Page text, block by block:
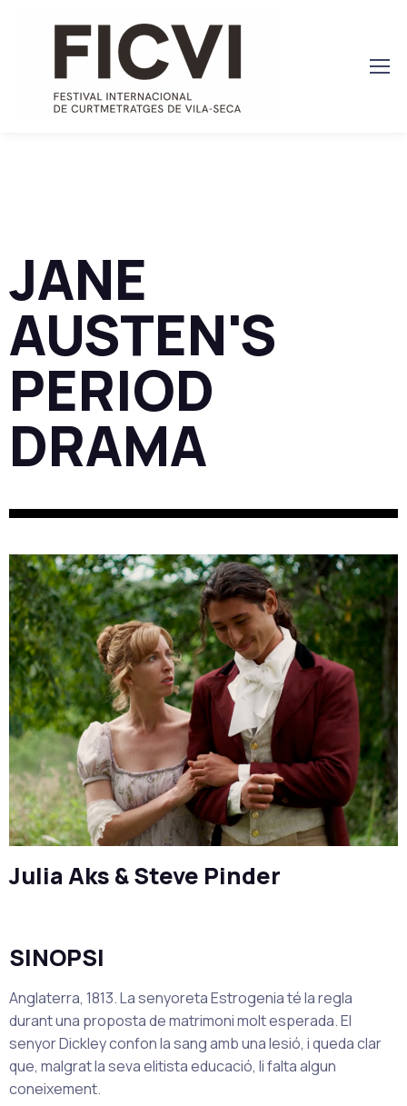
JANE
AUSTEN'S
PERIOD
DRAMA
Julia Aks & Steve Pinder
SINOPSI
Anglaterra, 1813. La senyoreta Estrogenia té la regla
durant una proposta de matrimoni molt esperada. El
senyor Dickley confon la sang amb una lesió, i queda clar
que, malgrat la seva elitista educació, li falta algun
coneixement.